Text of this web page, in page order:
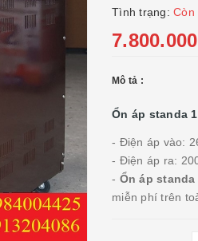
Tình trạng: Còn
Mô tả :
Ổn áp standa
- Điện áp vào:
- Điện áp ra:
- Ổn áp
miễn phí trên